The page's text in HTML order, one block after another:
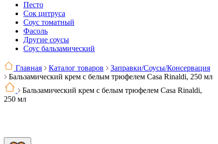
Песто
Сок цитруса
Соус томатный
Фасоль
Другие соусы
Соус бальзамический
Главная Каталог товаров
Заправки/Соусы/Консервация
Бальзамический крем с белым трюфелем Casa Rinaldi, 250 мл
Бальзамический крем с белым трюфелем Casa Rinaldi,
250 мл